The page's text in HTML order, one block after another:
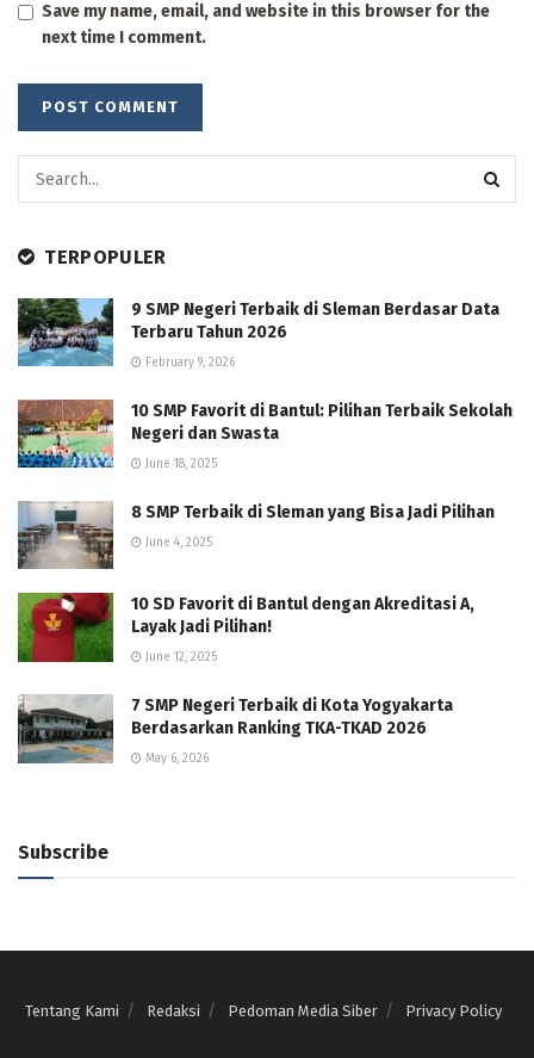
Save my name, email, and website in this browser for the
next time I comment.
TERPOPULER
9 SMP Negeri Terbaik di Sleman Berdasar Data
Terbaru Tahun 2026
February 9, 2026
10 SMP Favorit di Bantul: Pilihan Terbaik Sekolah
Negeri dan Swasta
June 18, 2025
8 SMP Terbaik di Sleman yang Bisa Jadi Pilihan
June 4, 2025
10 SD Favorit di Bantul dengan Akreditasi A,
Layak Jadi Pilihan!
June 12, 2025
7 SMP Negeri Terbaik di Kota Yogyakarta
Berdasarkan Ranking TKA-TKAD 2026
May 6, 2026
Subscribe
Tentang Kami Redaksi Pedoman Media Siber Privacy Policy